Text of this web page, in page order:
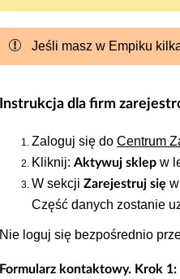
Jeśli masz w Empiku
Instrukcja dla firm
Zaloguj się do Centrum
Kliknij: Aktywuj sklep w
W sekcji Zarejestruj się
Część danych zostanie
Nie loguj się bezpośrednio
Formularz kontaktowy. Krok